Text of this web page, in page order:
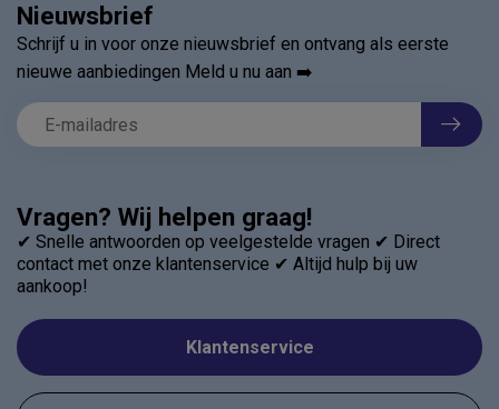
Vragen? Wij helpen graag!
✔ Snelle antwoorden op veelgestelde vragen ✔ Direct
contact met onze klantenservice ✔ Altijd hulp bij uw
aankoop!
Klantenservice
Nieuwsbrief
Schrijf u in voor onze nieuwsbrief en ontvang als eerste
nieuwe aanbiedingen Meld u nu aan ➡️